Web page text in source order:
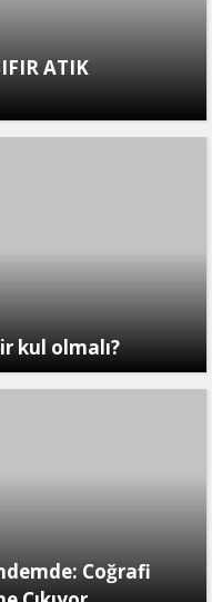
ATIK
kul olmalı?
Coğrafi